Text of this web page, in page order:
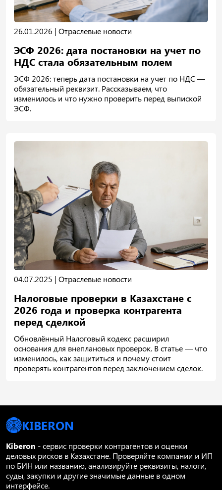
26.01.2026 | Отраслевые новости
ЭСФ 2026: дата постановки на учет по
НДС стала обязательным полем
ЭСФ 2026: теперь дата постановки на учет по НДС —
обязательный реквизит. Рассказываем, что
изменилось и что нужно проверить перед выпиской
ЭСФ.
04.07.2025 | Отраслевые новости
Налоговые проверки в Казахстане с
2026 года и проверка контрагента
перед сделкой
Обновлённый Налоговый кодекс расширил
основания для внеплановых проверок. В статье — что
изменилось, как защититься и почему стоит
проверять контрагентов перед заключением сделок.
KIBERON
Kiberon - сервис проверки контрагентов и оценки
деловых рисков в Казахстане. Проверяйте компании и ИП
по БИН или названию, анализируйте реквизиты, налоги,
суды, закупки и другие значимые данные в одном
интерфейсе.